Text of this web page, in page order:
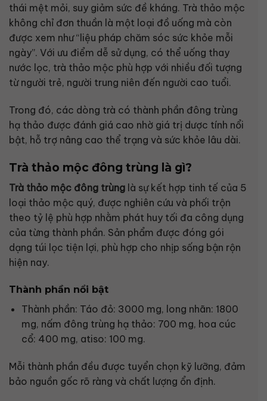
thái mệt mỏi, suy giảm sức đề kháng. Trà thảo mộc
không chỉ đơn thuần là một loại đồ uống mà còn
được xem như “liệu pháp chăm sóc sức khỏe mỗi
ngày”. Với ưu điểm dễ sử dụng, có thể uống thay
nước lọc, trà thảo mộc phù hợp với nhiều đối tượng
từ người trẻ, người trung niên đến người cao tuổi.
Trong đó, các dòng trà có thành phần đông trùng
hạ thảo được đánh giá cao nhờ giá trị dược tính nổi
bật, hỗ trợ nâng cao thể trạng và sức khỏe lâu dài.
Trà thảo mộc đông trùng là gì?
Trà thảo mộc đông trùng là sự kết hợp tinh tế của 5
loại thảo mộc quý, được nghiên cứu và phối trộn
theo tỷ lệ phù hợp nhằm phát huy tối đa công dụng
của từng thành phần. Sản phẩm được đóng gói
dạng túi lọc tiện lợi, phù hợp cho nhịp sống bận rộn
hiện nay.
Thành phần nổi bật
Thành phần: Táo đỏ: 3000 mg, long nhãn: 1800
mg, nấm đông trùng hạ thảo: 700 mg, hoa cúc
cổ: 400 mg, atiso: 100 mg.
Mỗi thành phần đều được tuyển chọn kỹ lưỡng, đảm
bảo nguồn gốc rõ ràng và chất lượng ổn định.